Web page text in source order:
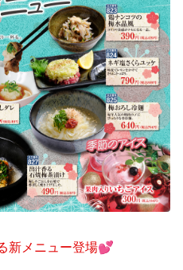
新メニュー登場💕